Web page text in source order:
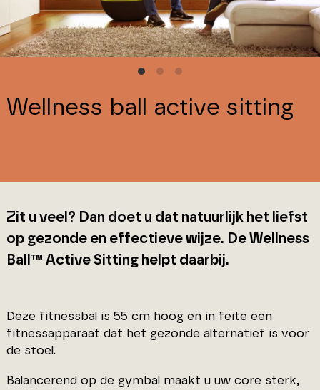
Wellness ball active sitting
Zit u veel? Dan doet u dat natuurlijk het liefst
op gezonde en effectieve wijze. De Wellness
Ball™ Active Sitting helpt daarbij.
Deze fitnessbal is 55 cm hoog en in feite een
fitnessapparaat dat het gezonde alternatief is voor
de stoel.
Balancerend op de gymbal maakt u uw core sterk,